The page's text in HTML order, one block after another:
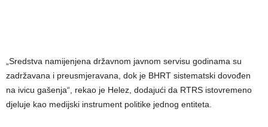
„Sredstva namijenjena državnom javnom servisu godinama su
zadržavana i preusmjeravana, dok je BHRT sistematski dovođen
na ivicu gašenja“, rekao je Helez, dodajući da RTRS istovremeno
djeluje kao medijski instrument politike jednog entiteta.